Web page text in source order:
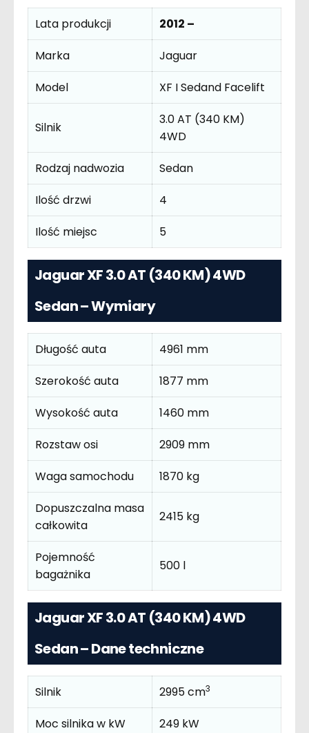
Lata produkcji
2012 –
Marka
Jaguar
Model
XF I Sedand Facelift
Silnik
3.0 AT (340 KM)
4WD
Rodzaj nadwozia
Sedan
Ilość drzwi
4
Ilość miejsc
5
Jaguar XF 3.0 AT (340 KM) 4WD
Sedan – Wymiary
Długość auta
4961 mm
Szerokość auta
1877 mm
Wysokość auta
1460 mm
Rozstaw osi
2909 mm
Waga samochodu
1870 kg
Dopuszczalna masa
całkowita
2415 kg
Pojemność
bagażnika
500 l
Jaguar XF 3.0 AT (340 KM) 4WD
Sedan – Dane techniczne
Silnik 2995 cm3
Moc silnika w kW
249 kW